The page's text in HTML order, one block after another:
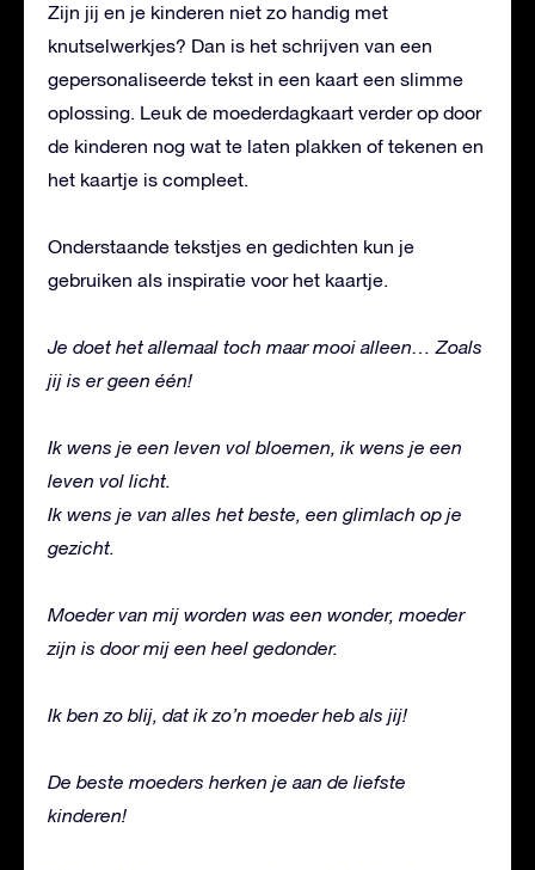
Zijn jij en je kinderen niet zo handig met
knutselwerkjes? Dan is het schrijven van een
gepersonaliseerde tekst in een kaart een slimme
oplossing. Leuk de moederdagkaart verder op door
de kinderen nog wat te laten plakken of tekenen en
het kaartje is compleet.
Onderstaande tekstjes en gedichten kun je
gebruiken als inspiratie voor het kaartje.
Je doet het allemaal toch maar mooi alleen… Zoals
jij is er geen één!
Ik wens je een leven vol bloemen, ik wens je een
leven vol licht.
Ik wens je van alles het beste, een glimlach op je
gezicht.
Moeder van mij worden was een wonder, moeder
zijn is door mij een heel gedonder.
Ik ben zo blij, dat ik zo’n moeder heb als jij!
De beste moeders herken je aan de liefste
kinderen!